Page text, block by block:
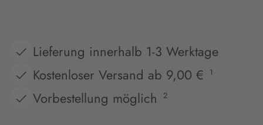
Lieferung innerhalb 1-3 Werktage
Kostenloser Versand ab 9,00 €
1
Vorbestellung möglich 2